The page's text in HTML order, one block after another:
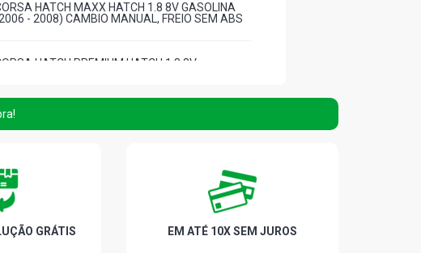
HATCH MAXX HATCH 1.8 8V GASOLINA
- 2008) CAMBIO MANUAL, FREIO SEM ABS
HATCH PREMIUM HATCH 1.8 8V
SEDAN JOY SEDAN 1.8 8V FLEXPOWER
SEDAN MAXX SEDAN 1.8 8V FLEXPOWER
(2006 - 2007) CAMBIO MANUAL, FREIO SEM
GRÁTIS EM ATÉ 10X SEM JUROS